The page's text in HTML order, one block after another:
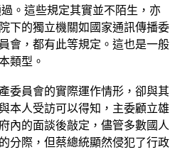
。這些規定其實並不陌生，亦
下的獨立機關如國家通訊傳播委
會，都有此等規定。這也是一般
類型。
委員會的實際運作情形，卻與其
本人受訪可以得知，主委顧立雄
內的面談後敲定，儘管多數國人
分際，但蔡總統顯然侵犯了行政